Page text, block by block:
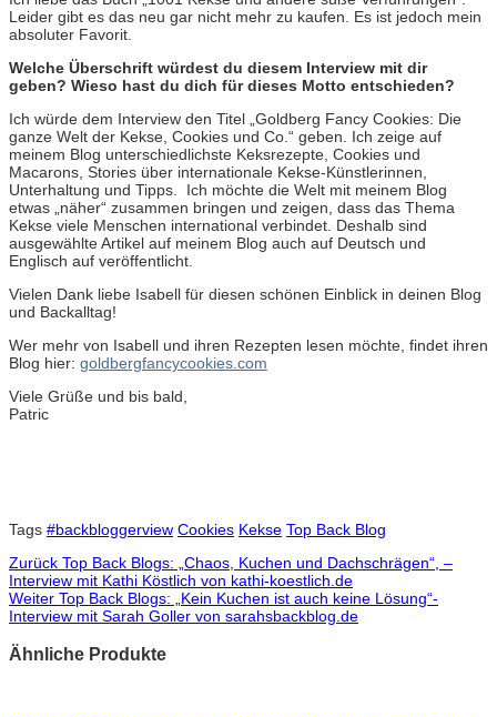
Leider gibt es das neu gar nicht mehr zu kaufen. Es ist jedoch mein
absoluter Favorit.
Welche Überschrift würdest du diesem Interview mit dir
geben? Wieso hast du dich für dieses Motto entschieden?
Ich würde dem Interview den Titel „Goldberg Fancy Cookies: Die
ganze Welt der Kekse, Cookies und Co.“ geben. Ich zeige auf
meinem Blog unterschiedlichste Keksrezepte, Cookies und
Macarons, Stories über internationale Kekse-Künstlerinnen,
Unterhaltung und Tipps. Ich möchte die Welt mit meinem Blog
etwas „näher“ zusammen bringen und zeigen, dass das Thema
Kekse viele Menschen international verbindet. Deshalb sind
ausgewählte Artikel auf meinem Blog auch auf Deutsch und
Englisch auf veröffentlicht.
Vielen Dank liebe Isabell für diesen schönen Einblick in deinen Blog
und Backalltag!
Wer mehr von Isabell und ihren Rezepten lesen möchte, findet ihren
Blog hier: goldbergfancycookies.com
Viele Grüße und bis bald,
Patric
Tags #backbloggerview Cookies Kekse Top Back Blog
Zurück Top Back Blogs: „Chaos, Kuchen und Dachschrägen“, –
Interview mit Kathi Köstlich von kathi-koestlich.de
Weiter Top Back Blogs: „Kein Kuchen ist auch keine Lösung“-
Interview mit Sarah Goller von sarahsbackblog.de
Ähnliche Produkte